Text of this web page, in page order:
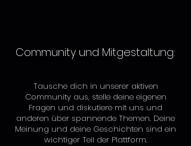
Community und Mitgestaltung:
Tausche dich in unserer aktiven
Community aus, stelle deine eigenen
Fragen und diskutiere mit uns und
anderen über spannende Themen. Deine
Meinung und deine Geschichten sind ein
wichtiger Teil der Plattform.